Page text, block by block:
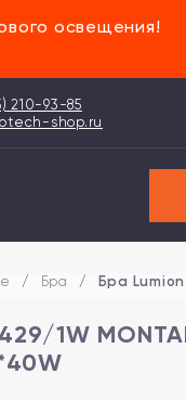
освещения!
210-93-85
shop.ru
/ Бра / Бра
1W